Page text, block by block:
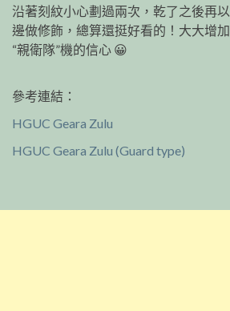
沿著刻紋小心劃過兩次，乾了之後再
邊做修飾，總算還挺好看的！大大增
“親衛隊”機的信心 😀
參考連結：
HGUC Geara Zulu
HGUC Geara Zulu (Guard type)